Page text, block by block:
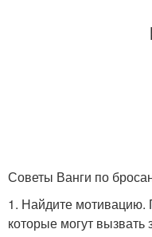
Советы Ванги по
1. Найдите мотивацию.
которые могут